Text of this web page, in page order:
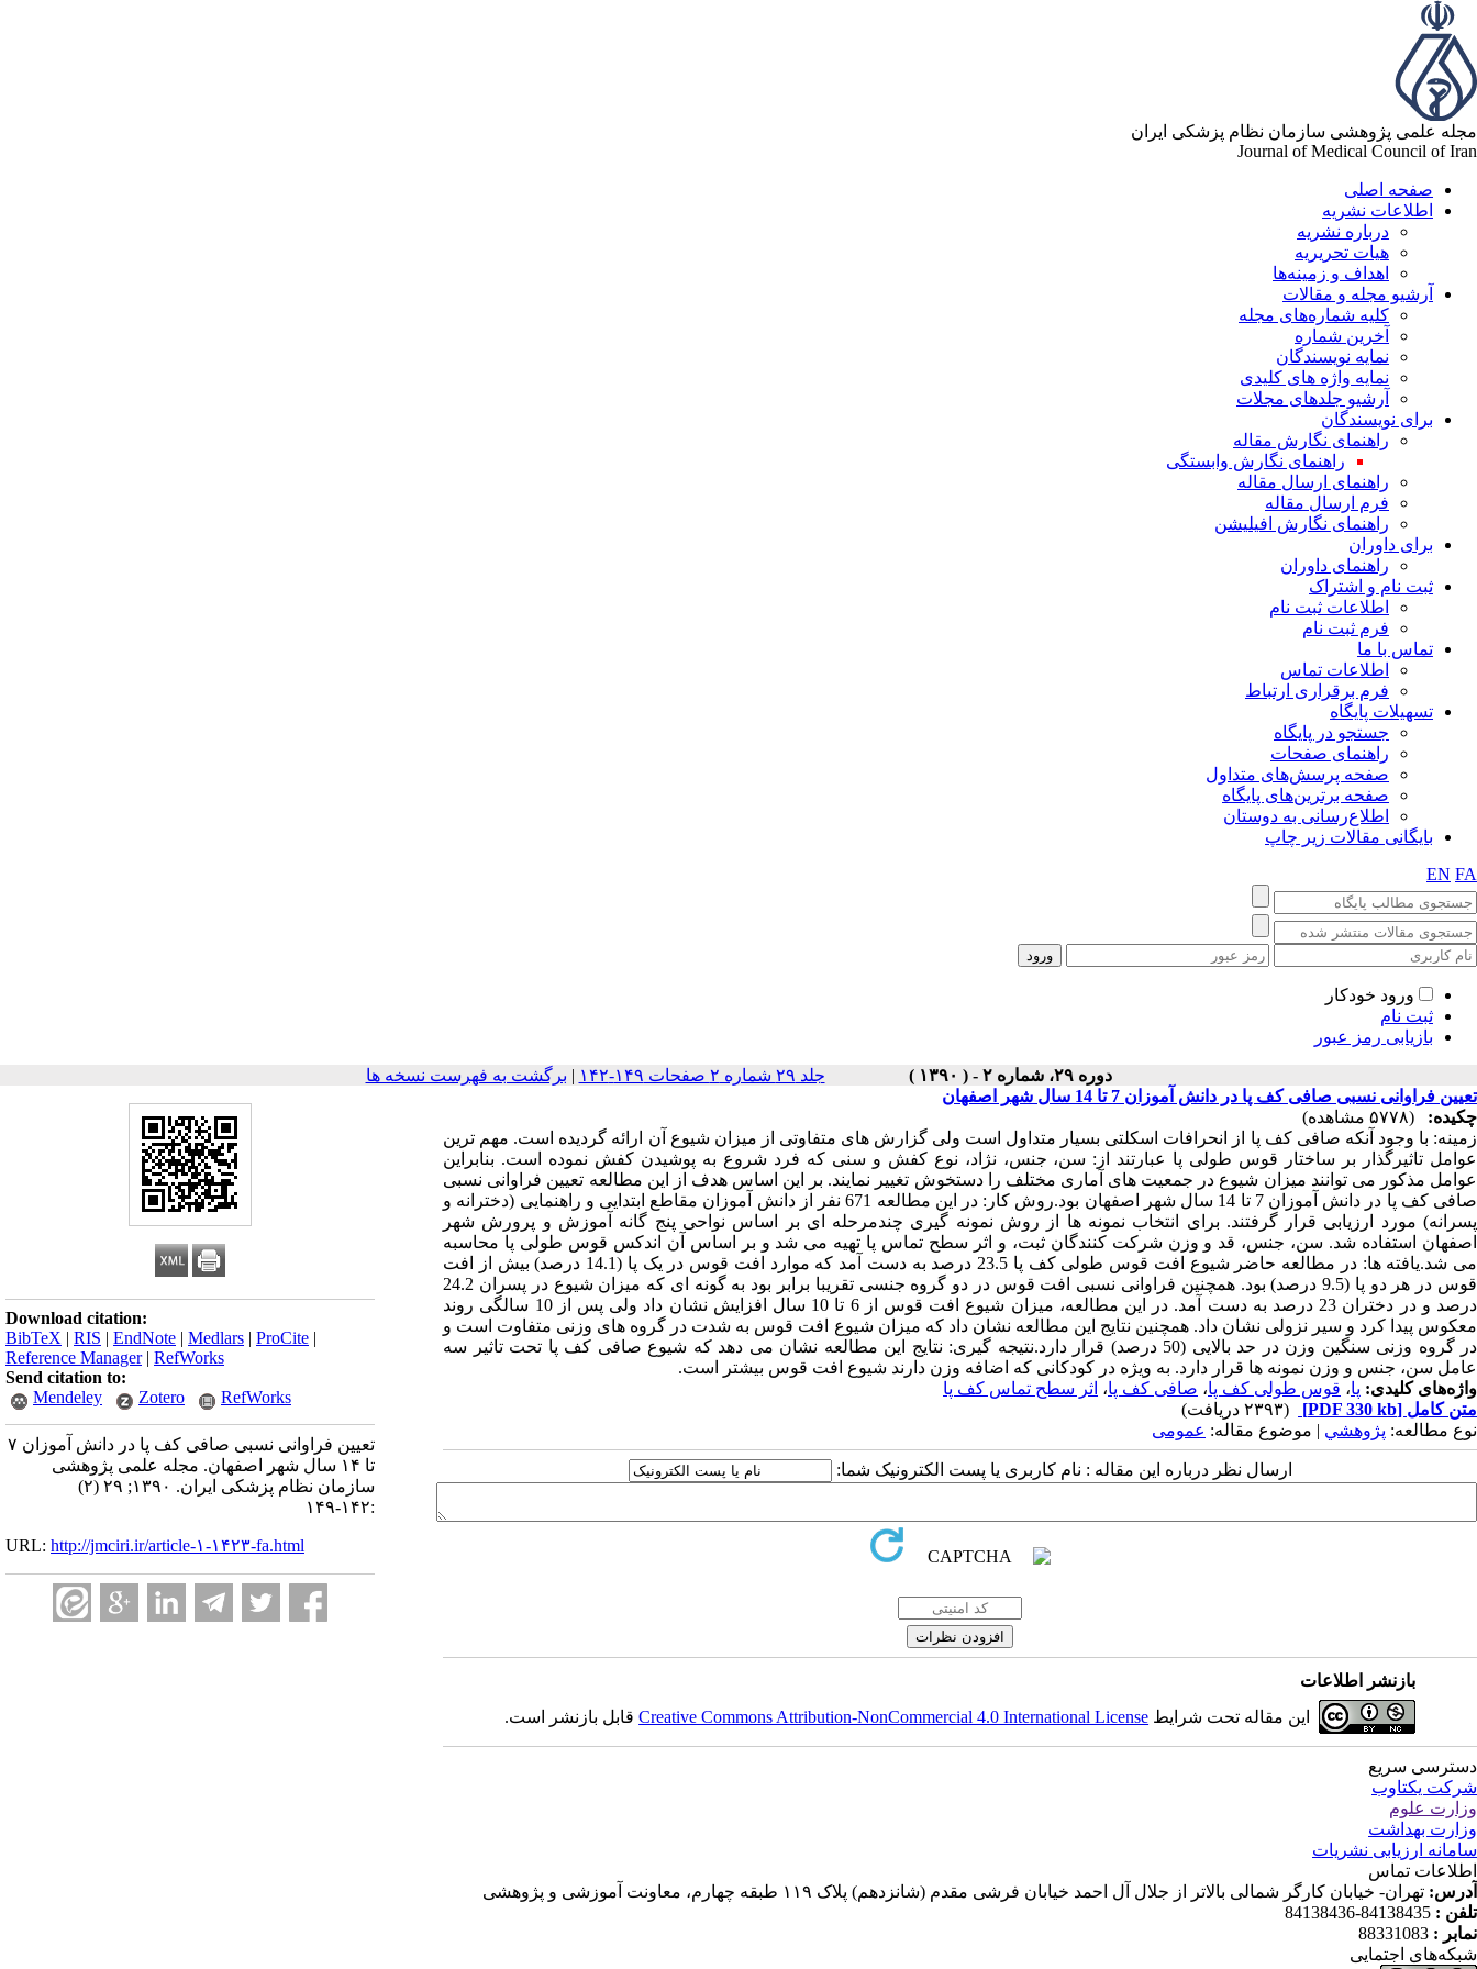
مجله علمی پژوهشی سازمان نظام پزشکی ایران
Journal of Medical Council of Iran
صفحه اصلی
اطلاعات نشریه
درباره نشریه
هیات تحریریه
اهداف و زمینه‌ها
آرشیو مجله و مقالات
کلیه شماره‌های مجله
آخرین شماره
نمایه نویسندگان
نمایه واژه های کلیدی
آرشیو جلدهای مجلات
برای نویسندگان
راهنمای نگارش مقاله
راهنمای نگارش وابستگی
راهنمای ارسال مقاله
فرم ارسال مقاله
راهنمای نگارش افیلیشن
برای داوران
راهنمای داوران
ثبت نام و اشتراک
اطلاعات ثبت نام
فرم ثبت نام
تماس با ما
اطلاعات تماس
فرم برقراری ارتباط
تسهیلات پایگاه
جستجو در پایگاه
راهنمای صفحات
صفحه پرسش‌های متداول
صفحه برترین‌های پایگاه
اطلاع‌رسانی به دوستان
بایگانی مقالات زیر چاپ
EN FA
ورود خودکار
ثبت نام
بازیابی رمز عبور
دوره ۲۹، شماره ۲ - ( ۱۳۹۰ ) جلد ۲۹ شماره ۲ صفحات ۱۴۹-۱۴۲ | برگشت به فهرست نسخه ها
Download citation:
BibTeX | RIS | EndNote | Medlars | ProCite |
Reference Manager| RefWorks
Send citation to:
Mendeley
Zotero RefWorks
تعیین فراوانی نسبی صافی کف پا در دانش آموزان ۷
تا ۱۴ سال شهر اصفهان. مجله علمی پژوهشی
سازمان نظام پزشکی ایران. ۱۳۹۰; ۲۹ (۲)
:۱۴۲-۱۴۹
URL: http://jmciri.ir/article-۱-۱۴۲۳-fa.html
تعیین فراوانی نسبی صافی کف پا در دانش آموزان 7 تا 14 سال شهر اصفهان
چکیده:
(۵۷۷۸ مشاهده)
زمینه: با وجود آنکه صافی کف پا از انحرافات اسکلتی بسیار متداول است ولی گزارش های متفاوتی از میزان شیوع آن ارائه گردیده است. مهم ترین
عوامل تاثیرگذار بر ساختار قوس طولی پا عبارتند از: سن، جنس، نژاد، نوع کفش و سنی که فرد شروع به پوشیدن کفش نموده است. بنابراین
عوامل مذکور می توانند میزان شیوع در جمعیت های آماری مختلف را دستخوش تغییر نمایند. بر این اساس هدف از این مطالعه تعیین فراوانی نسبی
صافی کف پا در دانش آموزان 7 تا 14 سال شهر اصفهان بود.روش کار: در این مطالعه 671 نفر از دانش آموزان مقاطع ابتدایی و راهنمایی (دخترانه و
پسرانه) مورد ارزیابی قرار گرفتند. برای انتخاب نمونه ها از روش نمونه گیری چندمرحله ای بر اساس نواحی پنج گانه آموزش و پرورش شهر
اصفهان استفاده شد. سن، جنس، قد و وزن شرکت کنندگان ثبت، و اثر سطح تماس پا تهیه می شد و بر اساس آن اندکس قوس طولی پا محاسبه
می شد.یافته ها: در مطالعه حاضر شیوع افت قوس طولی کف پا 23.5 درصد به دست آمد که موارد افت قوس در یک پا (14.1 درصد) بیش از افت
قوس در هر دو پا (9.5 درصد) بود. همچنین فراوانی نسبی افت قوس در دو گروه جنسی تقریبا برابر بود به گونه ای که میزان شیوع در پسران 24.2
درصد و در دختران 23 درصد به دست آمد. در این مطالعه، میزان شیوع افت قوس از 6 تا 10 سال افزایش نشان داد ولی پس از 10 سالگی روند
معکوس پیدا کرد و سیر نزولی نشان داد. همچنین نتایج این مطالعه نشان داد که میزان شیوع افت قوس به شدت در گروه های وزنی متفاوت است و
در گروه وزنی سنگین وزن در حد بالایی (50 درصد) قرار دارد.نتیجه گیری: نتایج این مطالعه نشان می دهد که شیوع صافی کف پا تحت تاثیر سه
عامل سن، جنس و وزن نمونه ها قرار دارد. به ویژه در کودکانی که اضافه وزن دارند شیوع افت قوس بیشتر است.
واژه‌های کلیدی: پا، قوس طولی کف پا، صافی کف پا، اثر سطح تماس کف پا
متن کامل [PDF 330 kb]
(۲۳۹۳ دریافت)
نوع مطالعه: پژوهشي | موضوع مقاله: عمومى
ارسال نظر درباره این مقاله : نام کاربری یا پست الکترونیک شما:
بازنشر اطلاعات
این مقاله تحت شرایط Creative Commons Attribution-NonCommercial 4.0 International Licenseقابل بازنشر است.
دسترسی سریع
شرکت یکتاوب
وزارت علوم
وزارت بهداشت
سامانه ارزیابی نشریات
اطلاعات تماس
آدرس: تهران- خیابان کارگر شمالی بالاتر از جلال آل احمد خیابان فرشی مقدم (شانزدهم) پلاک ۱۱۹ طبقه چهارم، معاونت آموزشی و پژوهشی
تلفن : 84138435-84138436
نمابر : 88331083
شبکه‌های اجتمایی